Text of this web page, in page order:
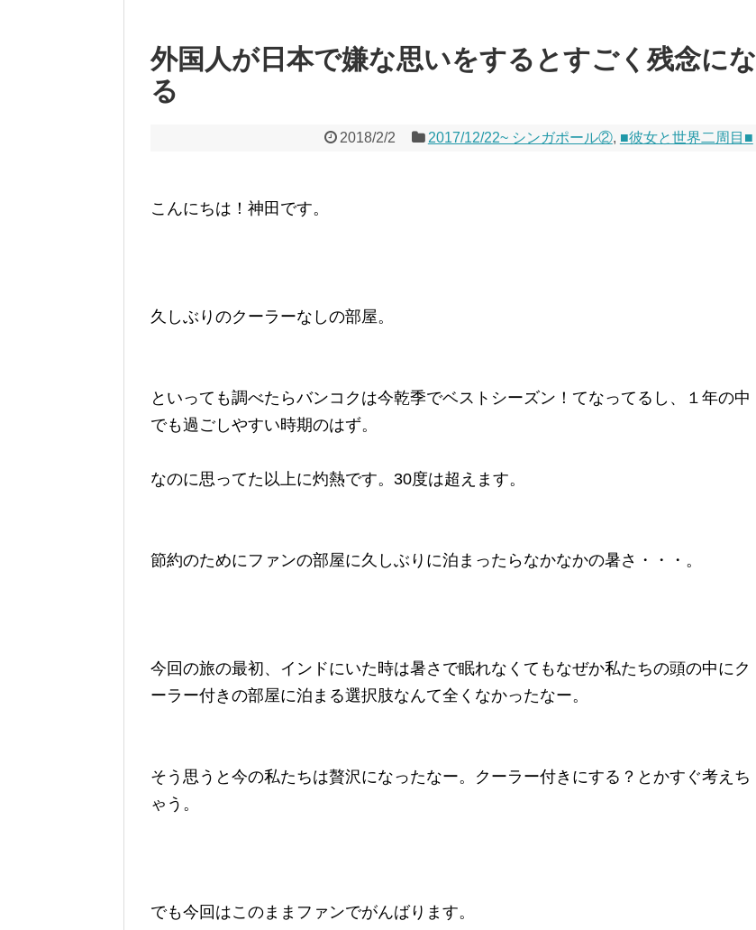
外国人が日本で嫌な思いをするとすごく残念にな
る
2018/2/2 2017/12/22~ シンガポール②, ■彼女と世界二周目■
こんにちは！神田です。
久しぶりのクーラーなしの部屋。
といっても調べたらバンコクは今乾季でベストシーズン！てなってるし、１年の中
でも過ごしやすい時期のはず。
なのに思ってた以上に灼熱です。30度は超えます。
節約のためにファンの部屋に久しぶりに泊まったらなかなかの暑さ・・・。
今回の旅の最初、インドにいた時は暑さで眠れなくてもなぜか私たちの頭の中にク
ーラー付きの部屋に泊まる選択肢なんて全くなかったなー。
そう思うと今の私たちは贅沢になったなー。クーラー付きにする？とかすぐ考えち
ゃう。
でも今回はこのままファンでがんばります。